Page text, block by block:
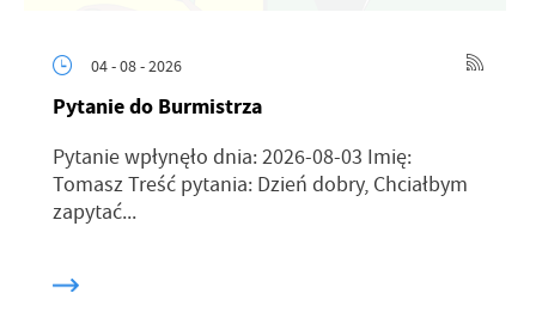
04 - 08 - 2026
Pytanie do Burmistrza
Pytanie wpłynęło dnia: 2026-08-03 Imię:
Tomasz Treść pytania: Dzień dobry, Chciałbym
zapytać...